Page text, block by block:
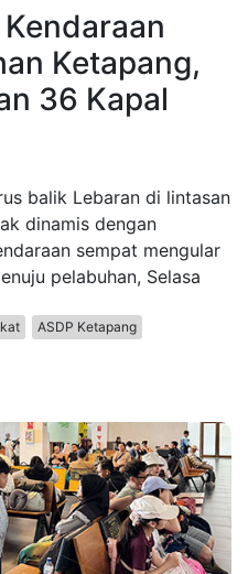
Ketapang,
36 Kapal
balik Lebaran di lintasan
dinamis dengan
sempat mengular
pelabuhan, Selasa
ASDP Ketapang